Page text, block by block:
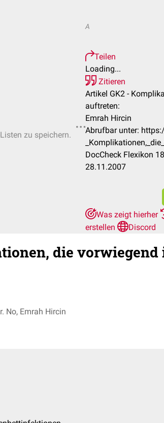
zu speichern.
A
Teilen
Loading...
Zitieren
Artikel GK2 -
auftreten:
Emrah Hircin
Abrufbar unter:
DocCheck Flexikon
28.11.2007
Was zeigt hierher
erstellen
Discord
die
No, Emrah Hircin